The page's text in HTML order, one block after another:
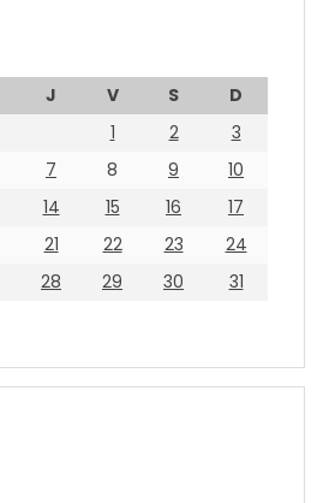
J V S
D
1
2
3
7 8 9
10
14 15 16
17
21 22 23
24
28 29 30
31